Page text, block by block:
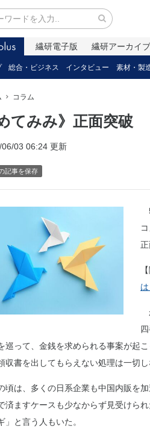
繊研電子版 繊研アーカイブ
総合・ビジネス インタビュー 素材・製
コラム
てみみ》正面突破
03 06:24 更新
記事を保存
巡って、金銭を求められる事案が起
収書を出してもらえない処理は一切
頃は、多くの日系企業も中国内販を
済ますケースも少なからず見受けら
」と言う人もいた。